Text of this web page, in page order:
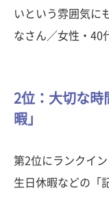
いという雰囲気に
なさん／女性・40
2位：大切な時
暇」
第2位にランクイ
生日休暇などの「